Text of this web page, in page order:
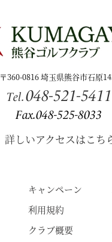
〒360-0816 埼玉県熊谷市石原
Tel.048-521-5411
Fax.048-525-8033
詳しいアクセスはこち
キャンペーン
利用規約
クラブ概要